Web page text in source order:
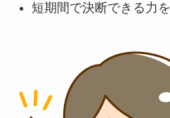
短期間で決断できる力